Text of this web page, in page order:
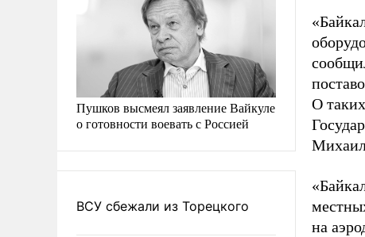
Пушков высмеял заявление Вайкуле
о готовности воевать с Россией
ВСУ сбежали из Торецкого
О
на